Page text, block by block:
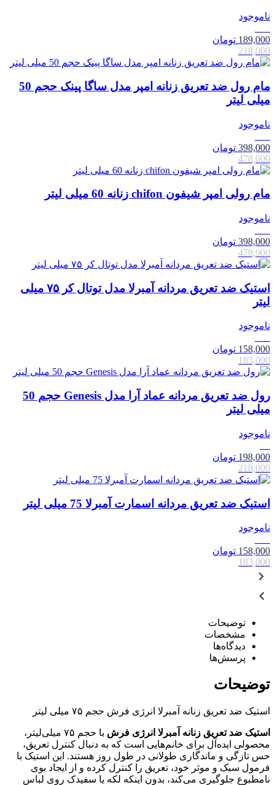
ناموجود
189,000 تومان
218,000
مام رول ضد تعریق زنانه امپر مدل ساگا پینک حجم 50
میلی لیتر
ناموجود
398,000 تومان
478,000
مام رولی امپر شیفون chifon زنانه 60 میلی لیتر
ناموجود
398,000 تومان
478,000
استیک ضد تعریق مردانه آمبرلا مدل توتال کر ۷۵ میلی
لیتر
ناموجود
158,000 تومان
183,000
رول ضد تعریق مردانه عماد آرا مدل Genesis حجم 50
میلی لیتر
ناموجود
198,000 تومان
218,000
استيک ضد تعریق مردانه اسمارت آمبرلا 75 میلی لیتر
ناموجود
158,000 تومان
183,000
توضیحات
مشخصات
دیدگاه‌ها
پرسش‌ها
توضیحات
استیک ضد تعریق زنانه آمبرلا انرژی فرش حجم ۷۵ میلی لیتر
استیک ضد تعریق زنانه آمبرلا انرژی فرش
با حجم ۷۵ میلی‌لیتر،
محصولی ایده‌آل برای خانم‌هایی است که به دنبال کنترل تعریق،
حس تازگی و ماندگاری طولانی در طول روز هستند. این استیک با
فرمول سبک و موثر خود، تعریق را کنترل کرده و از ایجاد بوی
نامطبوع جلوگیری می‌کند، بدون اینکه لکه یا سفیدک روی لباس